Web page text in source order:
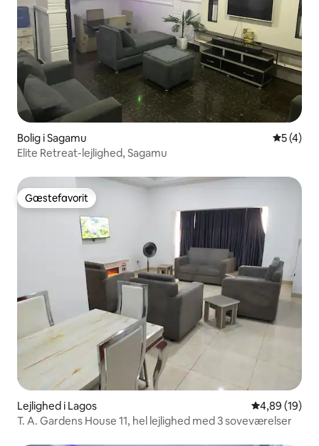
Bolig i Sagamu 5 ud af 5
5 (4)
Elite Retreat-lejlighed, Sagamu
Gæstefavorit
Gæstefavorit
Lejlighed i Lagos 4,89 ud af 5 i
4,89 (19)
T. A. Gardens House 11, hel lejlighed med 3 soveværelser